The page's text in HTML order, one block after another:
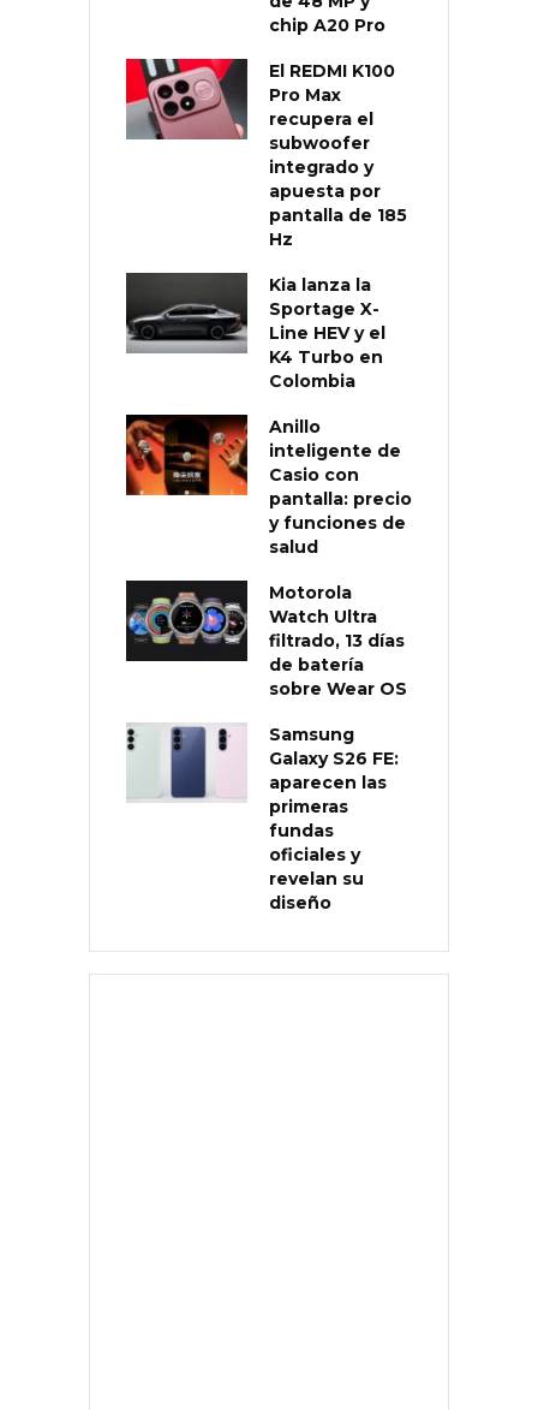
chip A20 Pro
El REDMI K100
Pro Max
recupera el
subwoofer
integrado y
apuesta por
pantalla de 185
Hz
Kia lanza la
Sportage X-
Line HEV y el
K4 Turbo en
Colombia
Anillo
inteligente de
Casio con
pantalla: precio
y funciones de
salud
Motorola
Watch Ultra
filtrado, 13 días
de batería
sobre Wear OS
Samsung
Galaxy S26 FE:
aparecen las
primeras
fundas
oficiales y
revelan su
diseño